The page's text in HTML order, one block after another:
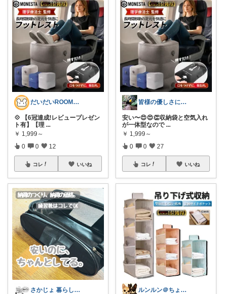
だいだいROOM@整う暮らし｜インテリア
💠 【6冠達成!レビュープレゼン
ト有】【理 ...
￥ 1,999～
0 0 12
コレ いいね
さかじょ 暮らしラクROOM
皆様の優しさに感謝です✨happyミルク
安い〜😍😍👏収納袋と空気入れ
が一体型なので ...
￥ 1,999～
0 0 27
コレ いいね
ルンルン＠ちょいラク暮らし